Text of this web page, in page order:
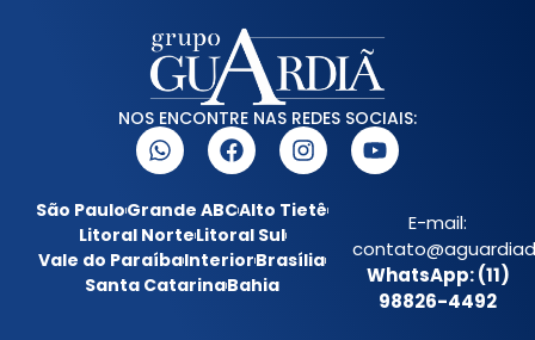
NOS ENCONTRE NAS REDES SOCIAIS:
São PauloGrande ABCAlto Tietê
Litoral NorteLitoral Sul
Vale do ParaíbaInteriorBrasília
Santa CatarinaBahia
E-mail:
WhatsApp: (11)
98826-4492